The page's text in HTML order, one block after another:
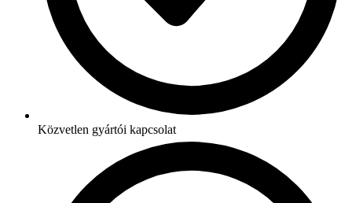
Közvetlen gyártói kapcsolat